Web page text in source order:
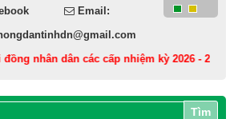
Email:
nhân dân các cấp nhiệm kỳ 2026 - 2031
Tìm